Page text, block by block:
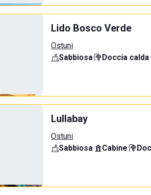
Lido Bosco Verde
Ostuni
Sabbiosa· Doccia calda·
Lullabay
Ostuni
Sabbiosa· Cabine·